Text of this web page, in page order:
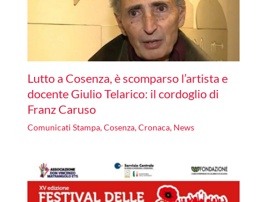
Lutto a Cosenza, è scomparso l’artista e
docente Giulio Telarico: il cordoglio di
Franz Caruso
Comunicati Stampa,Cosenza,Cronaca, News